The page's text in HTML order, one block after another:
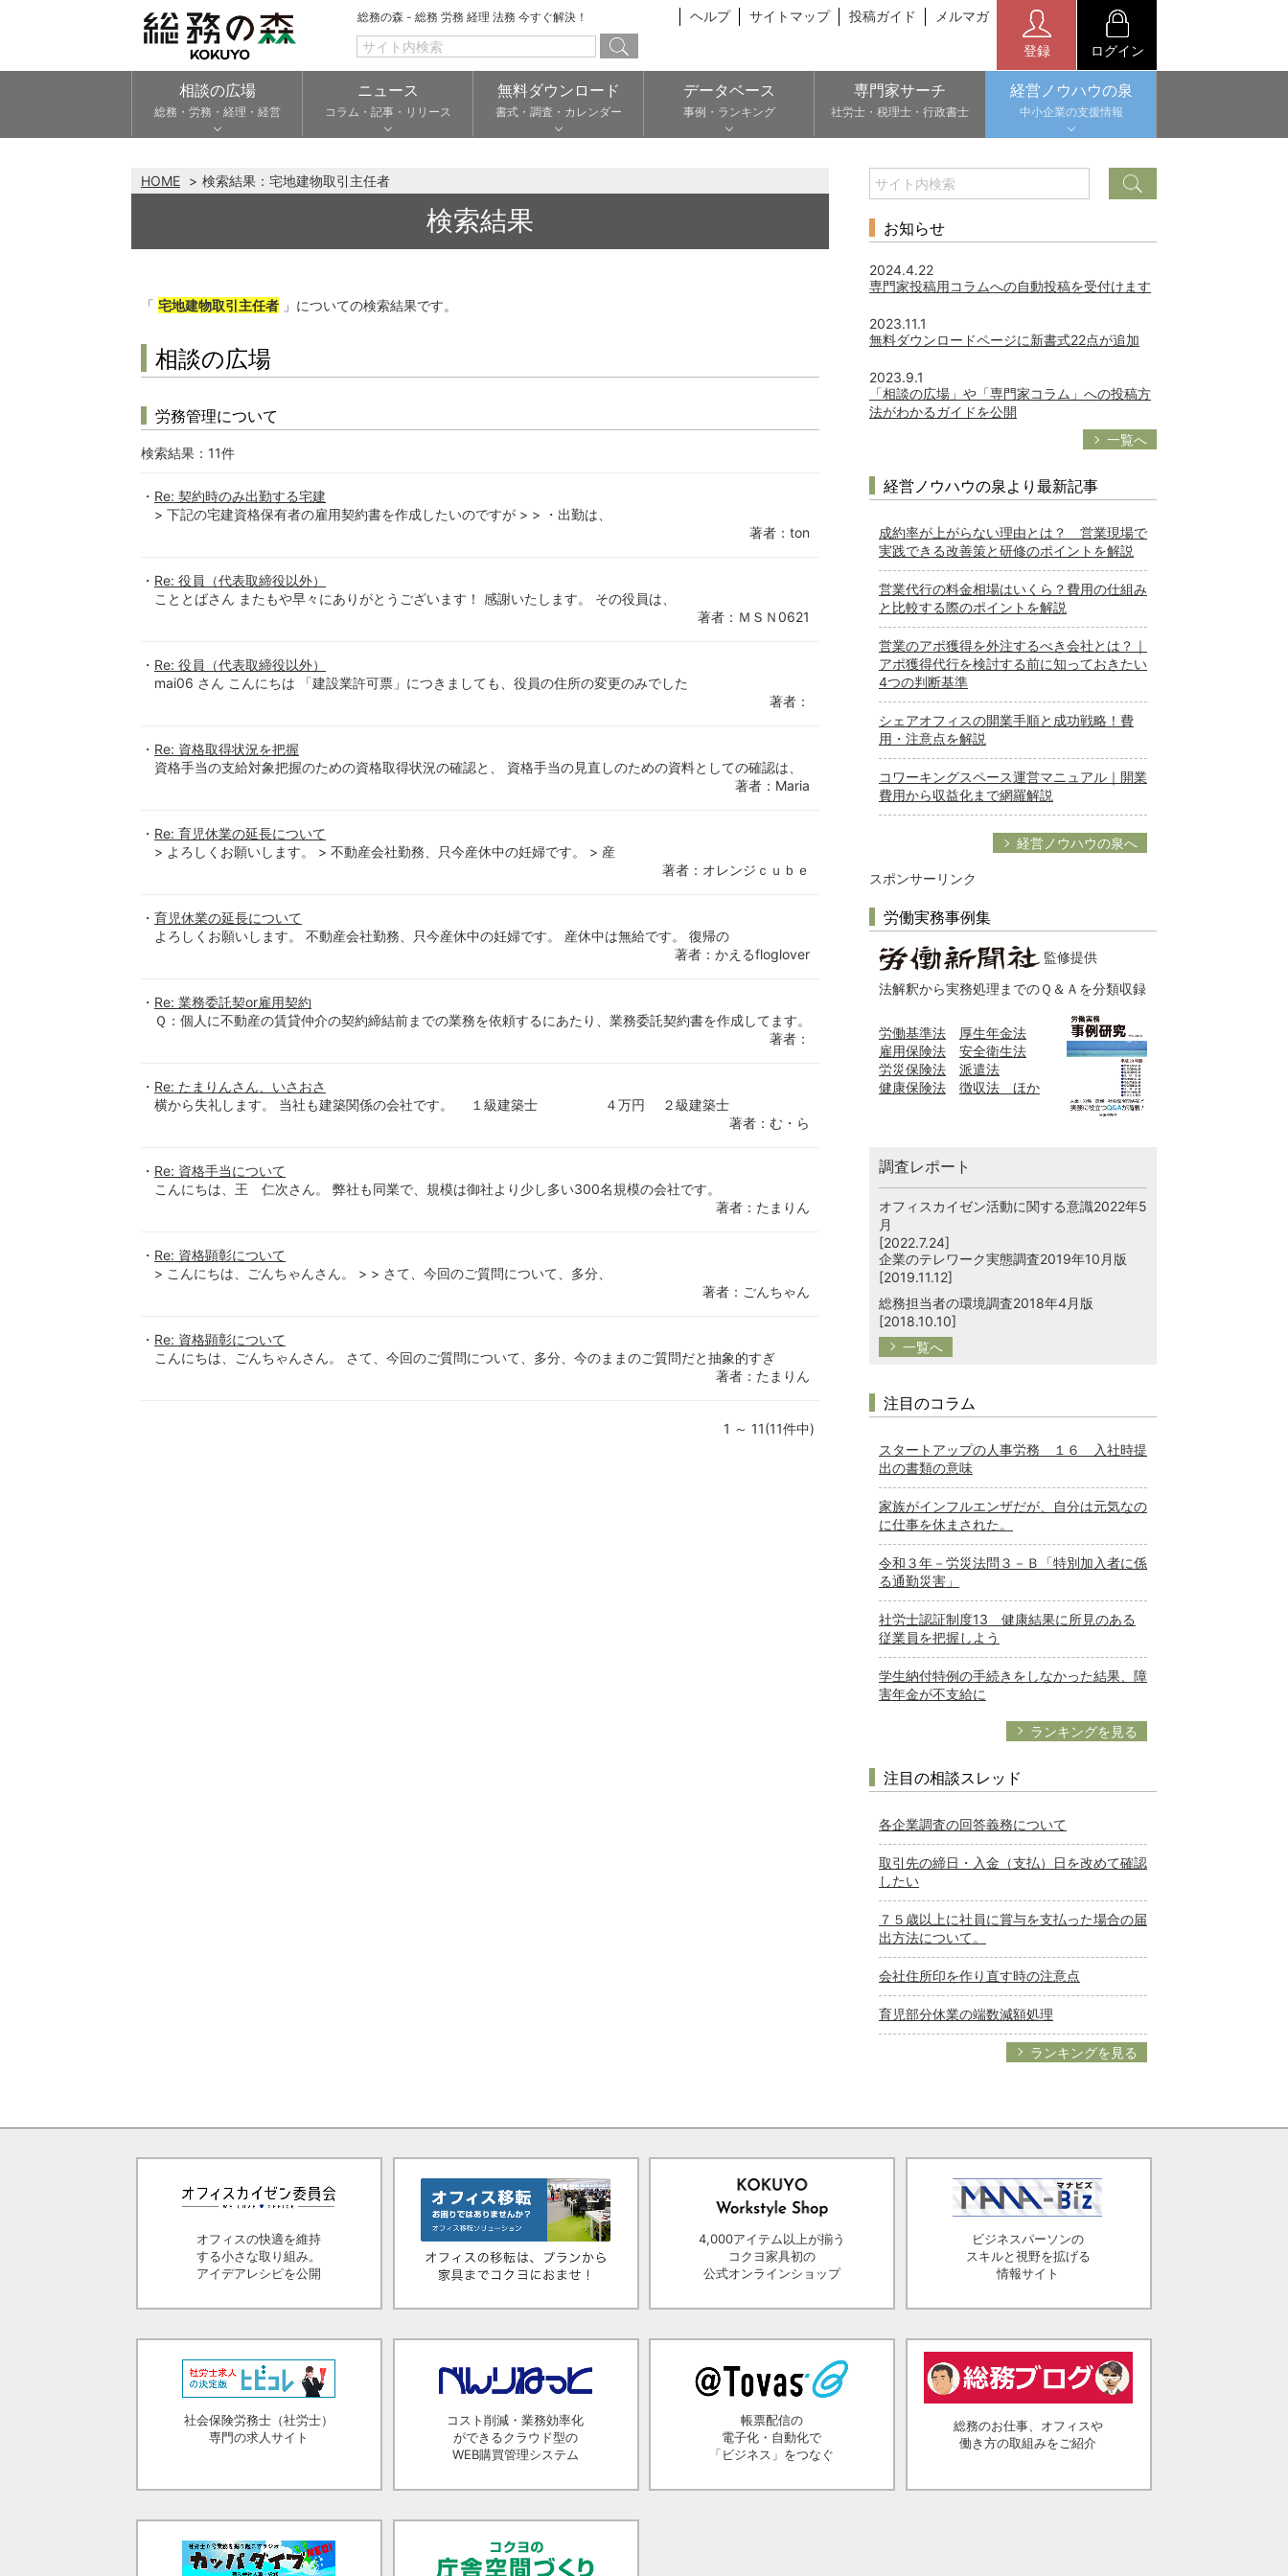
総務の森 - 総務 労務 経理 法務 今すぐ解決！ ヘルプ サイトマップ 投稿ガイド メルマガ
登録 ログイン
相談の広場
総務・労務・経理・経営
ニュース
コラム・記事・リリース
無料ダウンロード
書式・調査・カレンダー
データベース
事例・ランキング
専門家サーチ
社労士・税理士・行政書士
経営ノウハウの泉
中小企業の支援情報
HOME 検索結果： 宅地建物取引主任者
検索結果
「 宅地建物取引主任者 」についての検索結果です。
相談の広場
労務管理について
検索結果： 11件
Re: 契約時のみ出勤する宅建
> 下記の宅建資格保有者の雇用契約書を作成したいのですが > > ・出勤は、
著者：ton
Re: 役員（代表取締役以外）
こととばさん またもや早々にありがとうございます！ 感謝いたします。 その役員は、
著者：ＭＳＮ0621
Re: 役員（代表取締役以外）
mai06 さん こんにちは 「建設業許可票」につきましても、役員の住所の変更のみでした
著者：
Re: 資格取得状況を把握
資格手当の支給対象把握のための資格取得状況の確認と、 資格手当の見直しのための資料としての確認は、
著者：Maria
Re: 育児休業の延長について
> よろしくお願いします。 > 不動産会社勤務、只今産休中の妊婦です。 > 産
著者：オレンジｃｕｂｅ
育児休業の延長について
よろしくお願いします。 不動産会社勤務、只今産休中の妊婦です。 産休中は無給です。 復帰の
著者：かえるfloglover
Re: 業務委託契or雇用契約
Ｑ：個人に不動産の賃貸仲介の契約締結前までの業務を依頼するにあたり、業務委託契約書を作成してます。
著者：
Re: たまりんさん、いさおさ
横から失礼します。 当社も建築関係の会社です。 １級建築士 ４万円 ２級建築士
著者：む・ら
Re: 資格手当について
こんにちは、王 仁次さん。 弊社も同業で、規模は御社より少し多い300名規模の会社です。
著者：たまりん
Re: 資格顕彰について
> こんにちは、ごんちゃんさん。 > > さて、今回のご質問について、多分、
著者：ごんちゃん
Re: 資格顕彰について
こんにちは、ごんちゃんさん。 さて、今回のご質問について、多分、今のままのご質問だと抽象的すぎ
著者：たまりん
1 ～ 11(11件中)
お知らせ
2024.4.22
専門家投稿用コラムへの自動投稿を受付けます
2023.11.1
無料ダウンロードページに新書式22点が追加
2023.9.1
「相談の広場」や「専門家コラム」への投稿方
法がわかるガイドを公開
一覧へ
経営ノウハウの泉より最新記事
成約率が上がらない理由とは？ 営業現場で
実践できる改善策と研修のポイントを解説
営業代行の料金相場はいくら？費用の仕組み
と比較する際のポイントを解説
営業のアポ獲得を外注するべき会社とは？｜
アポ獲得代行を検討する前に知っておきたい
4つの判断基準
シェアオフィスの開業手順と成功戦略！費
用・注意点を解説
コワーキングスペース運営マニュアル｜開業
費用から収益化まで網羅解説
経営ノウハウの泉へ
スポンサーリンク
労働実務事例集
監修提供
法解釈から実務処理までのＱ＆Ａを分類収録
労働基準法
厚生年金法
雇用保険法
安全衛生法
労災保険法
派遣法
健康保険法
徴収法 ほか
調査レポート
オフィスカイゼン活動に関する意識2022年5
月
[2022.7.24]
企業のテレワーク実態調査2019年10月版
[2019.11.12]
総務担当者の環境調査2018年4月版
[2018.10.10]
一覧へ
注目のコラム
スタートアップの人事労務 １６ 入社時提
出の書類の意味
家族がインフルエンザだが、自分は元気なの
に仕事を休まされた。
令和３年－労災法問３－Ｂ「特別加入者に係
る通勤災害」
社労士認証制度13 健康結果に所見のある
従業員を把握しよう
学生納付特例の手続きをしなかった結果、障
害年金が不支給に
ランキングを見る
注目の相談スレッド
各企業調査の回答義務について
取引先の締日・入金（支払）日を改めて確認
したい
７５歳以上に社員に賞与を支払った場合の届
出方法について。
会社住所印を作り直す時の注意点
育児部分休業の端数減額処理
ランキングを見る
オフィスの快適を維持
する小さな取り組み。
アイデアレシピを公開
4,000アイテム以上が揃う
コクヨ家具初の
公式オンラインショップ
ビジネスパーソンの
スキルと視野を拡げる
情報サイト
社会保険労務士（社労士）
専門の求人サイト
コスト削減・業務効率化
ができるクラウド型の
WEB購買管理システム
帳票配信の
電子化・自動化で
「ビジネス」をつなぐ
総務のお仕事、オフィスや
働き方の取組みをご紹介